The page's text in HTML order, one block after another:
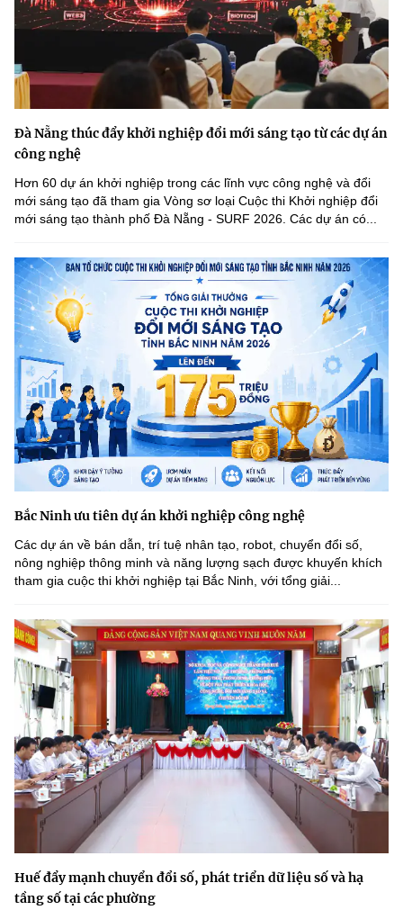
Đà Nẵng thúc đẩy khởi nghiệp đổi mới sáng tạo từ các dự án
công nghệ
Hơn 60 dự án khởi nghiệp trong các lĩnh vực công nghệ và đổi
mới sáng tạo đã tham gia Vòng sơ loại Cuộc thi Khởi nghiệp đổi
mới sáng tạo thành phố Đà Nẵng - SURF 2026. Các dự án có...
Bắc Ninh ưu tiên dự án khởi nghiệp công nghệ
Các dự án về bán dẫn, trí tuệ nhân tạo, robot, chuyển đổi số,
nông nghiệp thông minh và năng lượng sạch được khuyến khích
tham gia cuộc thi khởi nghiệp tại Bắc Ninh, với tổng giải...
Huế đẩy mạnh chuyển đổi số, phát triển dữ liệu số và hạ
tầng số tại các phường